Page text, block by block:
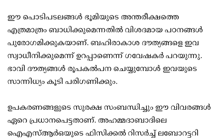
ഈ പൊടിപടലങ്ങള്‍ ഭൂമിയുടെ അന്തരീക്ഷത്തെ
എത്രമാത്രം ബാധിക്കുമെന്നതില്‍ വിശദമായ പഠനങ്ങള്‍
പുരോഗമിക്കുകയാണ്. ബഹിരാകാശ ദൗത്യങ്ങളെ ഇവ
സ്വാധീനിക്കുമെന്ന് ഉറപ്പാണെന്ന് ഗവേഷകര്‍ പറയുന്നു.
ഭാവി ദൗത്യങ്ങള്‍ രൂപകല്‍പന ചെയ്യുമ്പോള്‍ ഇവയുടെ
സാന്നിധ്യം കൂടി പരിഗണിക്കും.
ഉപകരണങ്ങളുടെ സുരക്ഷ സംബന്ധിച്ചും ഈ വിവരങ്ങള്‍
ഏറെ പ്രധാനപെട്ടതാണ്. അഹമ്മദാബാദിലെ
ഐഎസ്ആര്‍ഒയുടെ ഫിസിക്കല്‍ റിസര്‍ച്ച് ലബോറട്ടറി